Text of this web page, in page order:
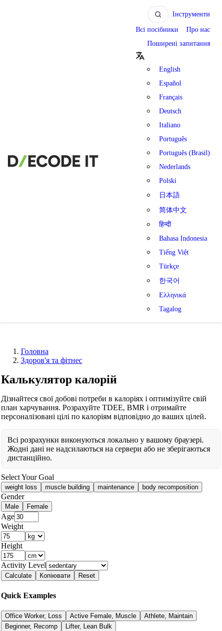
Інструменти
Всі посібники
Про нас
Поширені запитання
English
Español
Français
Deutsch
Italiano
Português
Português (Brasil)
Nederlands
Polski
日本語
简体中文
हिन्दी
Bahasa Indonesia
Tiếng Việt
Türkçe
한국어
Ελληνικά
Tagalog
Головна
Здоров'я та фітнес
Калькулятор калорій
Дізнайтеся свої добові потреби в калоріях і оптимізуйте свій
план харчування. Розрахуйте TDEE, BMR і отримайте
персоналізовані цілі по калоріям відповідно до ваших цілей.
Всі розрахунки виконуються локально у вашому браузері.
Жодні дані не надсилаються на сервери або не зберігаються
дистанційно.
Select Your Goal
weight loss muscle building maintenance body recomposition
Gender
Male Female
Age
Weight
Height
Activity Level
Calculate Копіювати Reset
Quick Examples
Office Worker, Loss Active Female, Muscle
Athlete, Maintain
Beginner, Recomp
Lifter, Lean Bulk